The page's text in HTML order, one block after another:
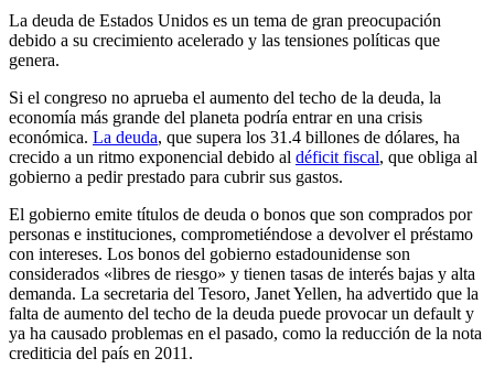
La deuda de Estados Unidos es un tema de gran preocupación
debido a su crecimiento acelerado y las tensiones políticas que
genera.
Si el congreso no aprueba el aumento del techo de la deuda, la
economía más grande del planeta podría entrar en una crisis
económica. La deuda, que supera los 31.4 billones de dólares, ha
crecido a un ritmo exponencial debido al déficit fiscal, que obliga al
gobierno a pedir prestado para cubrir sus gastos.
El gobierno emite títulos de deuda o bonos que son comprados por
personas e instituciones, comprometiéndose a devolver el préstamo
con intereses. Los bonos del gobierno estadounidense son
considerados «libres de riesgo» y tienen tasas de interés bajas y alta
demanda. La secretaria del Tesoro, Janet Yellen, ha advertido que la
falta de aumento del techo de la deuda puede provocar un default y
ya ha causado problemas en el pasado, como la reducción de la nota
crediticia del país en 2011.